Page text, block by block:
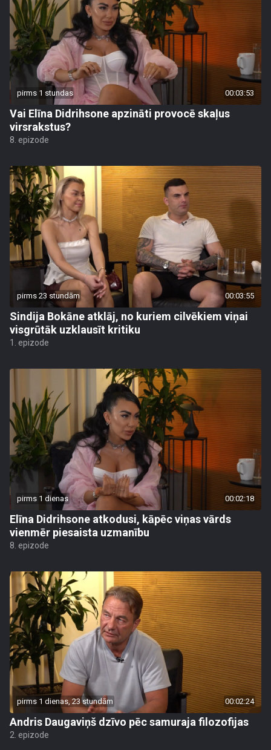
pirms 1 stundas 00:03:53
Vai Elīna Didrihsone apzināti provocē skaļus
virsrakstus?
8. epizode
pirms 23 stundām 00:03:55
Sindija Bokāne atklāj, no kuriem cilvēkiem viņai
visgrūtāk uzklausīt kritiku
1. epizode
pirms 1 dienas 00:02:18
Elīna Didrihsone atkodusi, kāpēc viņas vārds
vienmēr piesaista uzmanību
8. epizode
pirms 1 dienas, 23 stundām 00:02:24
Andris Daugaviņš dzīvo pēc samuraja filozofijas
2. epizode